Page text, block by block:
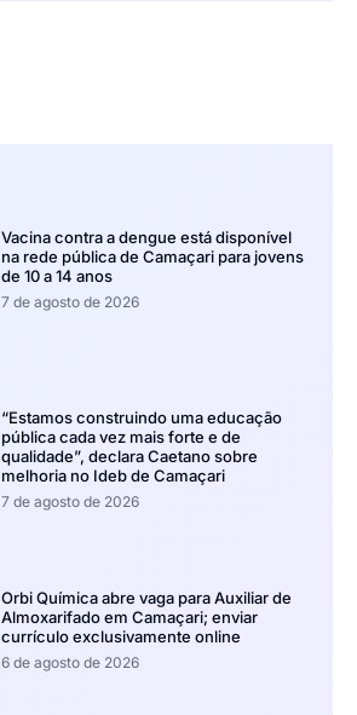
Vacina contra a dengue está disponível
na rede pública de Camaçari para jovens
de 10 a 14 anos
7 de agosto de 2026
“Estamos construindo uma educação
pública cada vez mais forte e de
qualidade”, declara Caetano sobre
melhoria no Ideb de Camaçari
7 de agosto de 2026
Orbi Química abre vaga para Auxiliar de
Almoxarifado em Camaçari; enviar
currículo exclusivamente online
6 de agosto de 2026